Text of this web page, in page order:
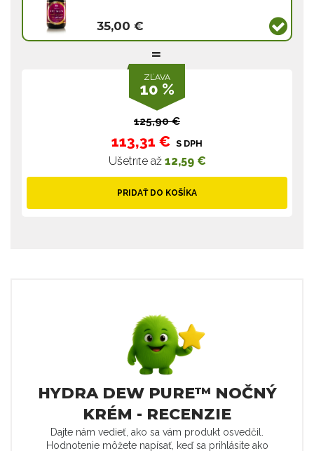
35,00 €
ZĽAVA
10 %
125,90 €
113,31 € S DPH
Ušetríte až 12,59 €
PRIDAŤ DO KOŠÍKA
HYDRA DEW PURE™ NOČNÝ
KRÉM - RECENZIE
Dajte nám vedieť, ako sa vám produkt osvedčil.
Hodnotenie môžete napísať, keď sa prihlásite ako